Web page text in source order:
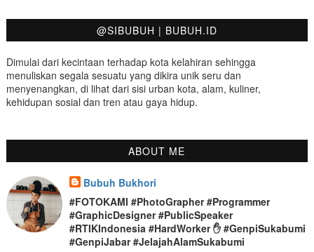
@SIBUBUH | BUBUH.ID
Dimulai dari kecintaan terhadap kota kelahiran sehingga
menuliskan segala sesuatu yang dikira unik seru dan
menyenangkan, di lihat dari sisi urban kota, alam, kuliner,
kehidupan sosial dan tren atau gaya hidup.
ABOUT ME
Bubuh Bukhori
#FOTOKAMI #PhotoGrapher #Programmer
#GraphicDesigner #PublicSpeaker
#RTIKIndonesia #HardWorker ✋ #GenpiSukabumi
#GenpiJabar #JelajahAlamSukabumi